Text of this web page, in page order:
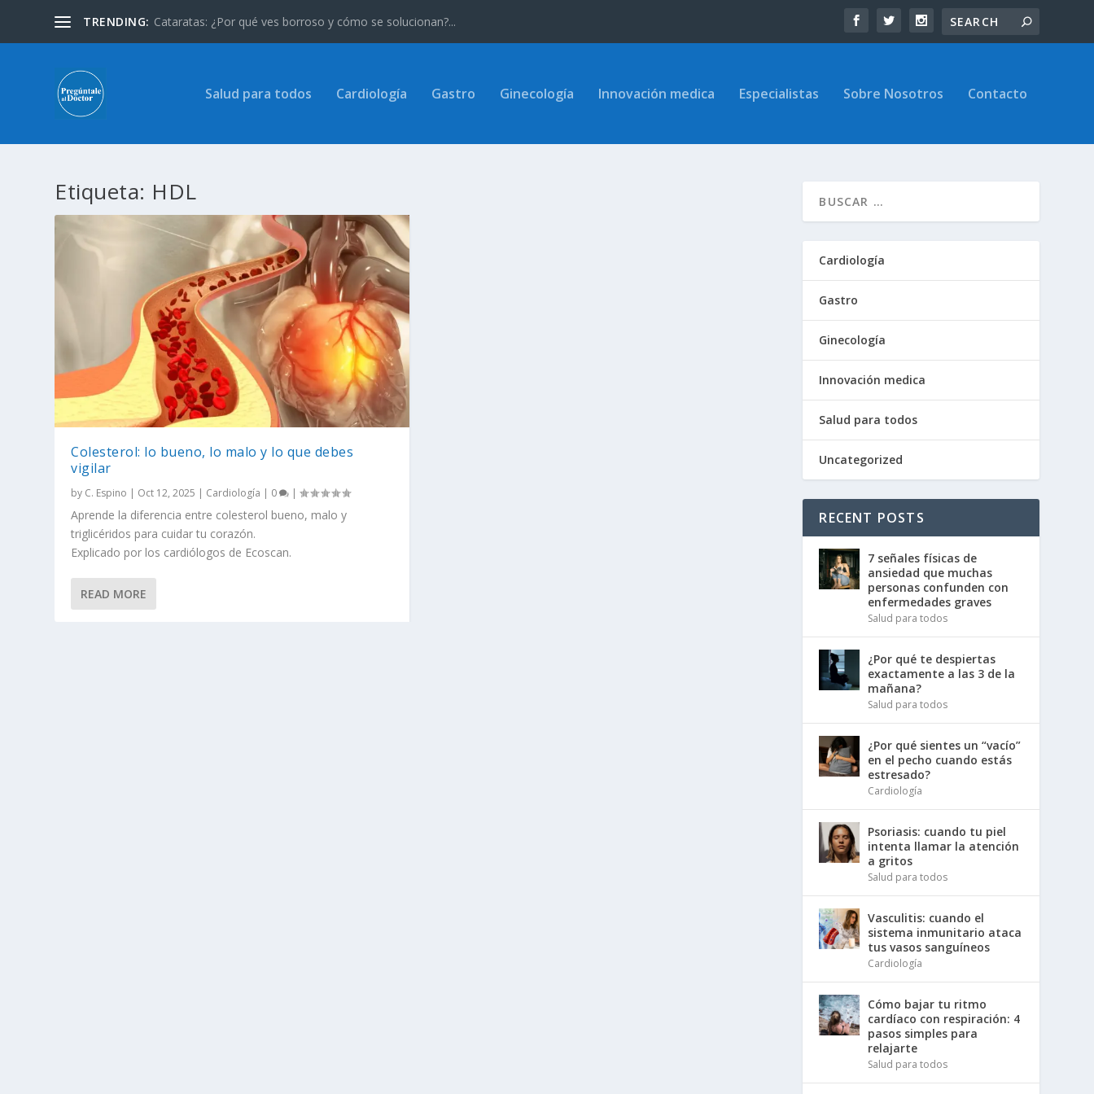
TRENDING: Cataratas: ¿Por qué ves borroso y cómo se solucionan?...
Salud para todos Cardiología Gastro Ginecología Innovación medica Especialistas Sobre Nosotros Contacto
Etiqueta: HDL
Colesterol: lo bueno, lo malo y lo que debes
vigilar
by C. Espino | Oct 12, 2025 | Cardiología | 0 |
Aprende la diferencia entre colesterol bueno, malo y
triglicéridos para cuidar tu corazón.
Explicado por los cardiólogos de Ecoscan.
READ MORE
Cardiología
Gastro
Ginecología
Innovación medica
Salud para todos
Uncategorized
RECENT POSTS
7 señales físicas de
ansiedad que muchas
personas confunden con
enfermedades graves
Salud para todos
¿Por qué te despiertas
exactamente a las 3 de la
mañana?
Salud para todos
¿Por qué sientes un “vacío”
en el pecho cuando estás
estresado?
Cardiología
Psoriasis: cuando tu piel
intenta llamar la atención
a gritos
Salud para todos
Vasculitis: cuando el
sistema inmunitario ataca
tus vasos sanguíneos
Cardiología
Cómo bajar tu ritmo
cardíaco con respiración: 4
pasos simples para
relajarte
Salud para todos